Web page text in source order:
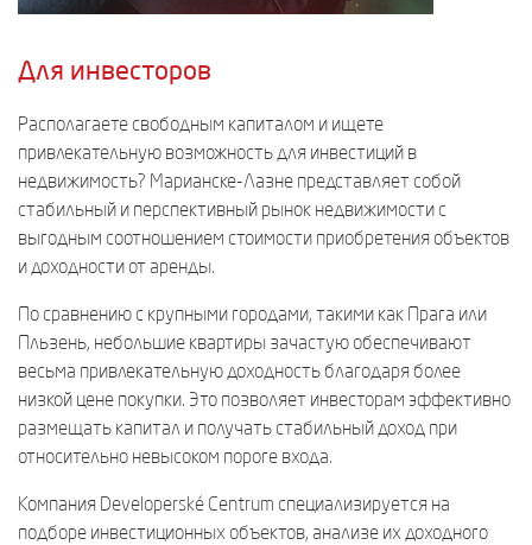
Для инвесторов
Располагаете свободным капиталом и ищете
привлекательную возможность для инвестиций в
недвижимость? Марианске-Лазне представляет собой
стабильный и перспективный рынок недвижимости с
выгодным соотношением стоимости приобретения объектов
и доходности от аренды.
По сравнению с крупными городами, такими как Прага или
Пльзень, небольшие квартиры зачастую обеспечивают
весьма привлекательную доходность благодаря более
низкой цене покупки. Это позволяет инвесторам эффективно
размещать капитал и получать стабильный доход при
относительно невысоком пороге входа.
Компания Developerské Centrum специализируется на
подборе инвестиционных объектов, анализе их доходного